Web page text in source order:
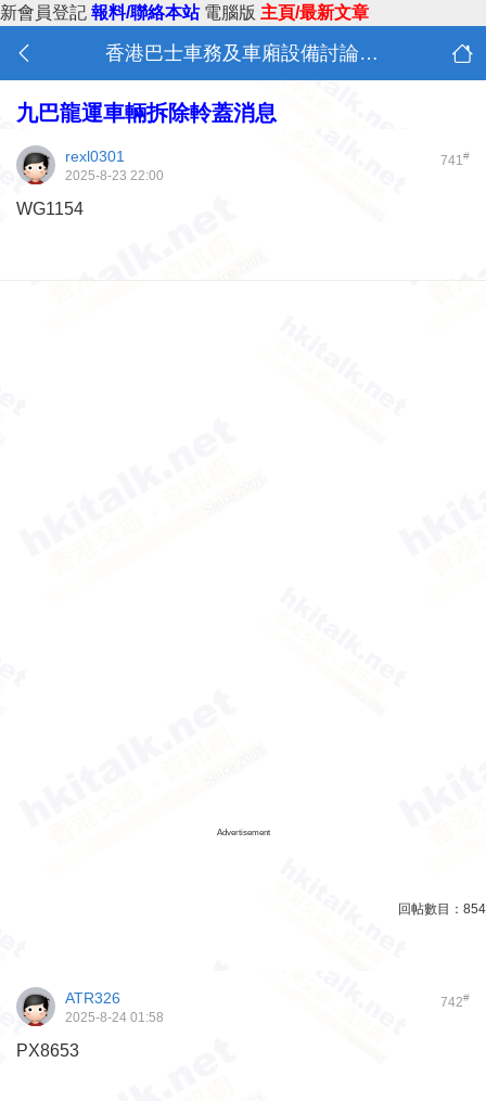
新會員登記 報料/聯絡本站 電腦版 主頁/最新文章
香港巴士車務及車廂設備討論 (B0)
九巴龍運車輛拆除軨蓋消息
741#
rexl0301
2025-8-23 22:00
WG1154
Advertisement
回帖數目： 854
742#
ATR326
2025-8-24 01:58
PX8653